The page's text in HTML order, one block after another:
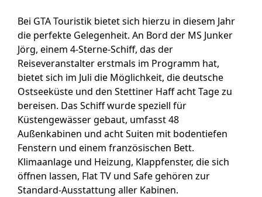
Bei GTA Touristik bietet sich hierzu in diesem Jahr
die perfekte Gelegenheit. An Bord der MS Junker
Jörg, einem 4-Sterne-Schiff, das der
Reiseveranstalter erstmals im Programm hat,
bietet sich im Juli die Möglichkeit, die deutsche
Ostseeküste und den Stettiner Haffacht Tage zu
bereisen. Das Schiff wurde speziell für
Küstengewässer gebaut, umfasst 48
Außenkabinen und acht Suiten mit bodentiefen
Fenstern und einem französischen Bett.
Klimaanlage und Heizung, Klappfenster, die sich
öffnen lassen, Flat TV und Safe gehören zur
Standard-Ausstattung aller Kabinen.